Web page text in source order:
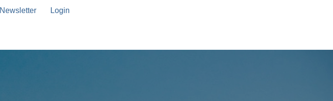
Newsletter Login